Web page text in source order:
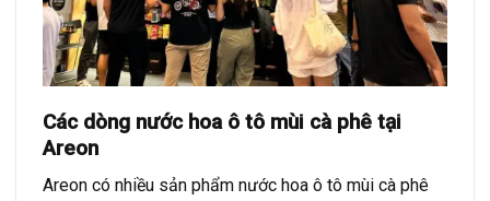
Các dòng nước hoa ô tô mùi cà phê tại
Areon
Areon có nhiều sản phẩm nước hoa ô tô mùi cà phê